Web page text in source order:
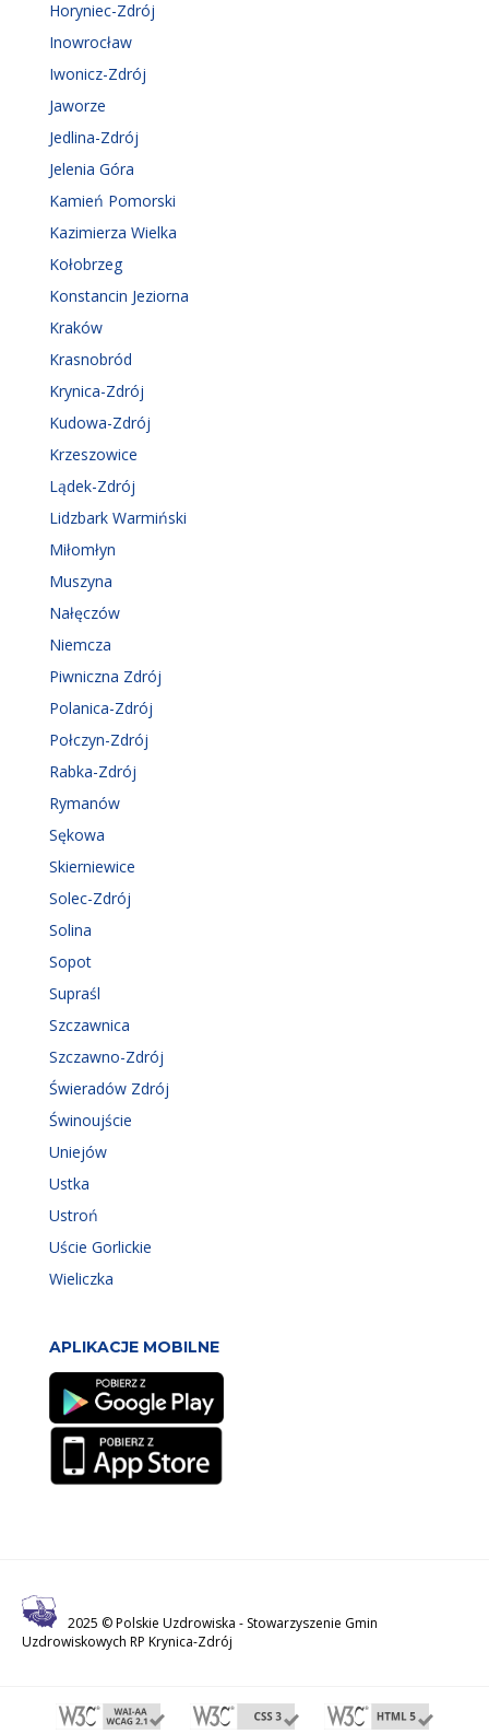
Horyniec-Zdrój
Inowrocław
Iwonicz-Zdrój
Jaworze
Jedlina-Zdrój
Jelenia Góra
Kamień Pomorski
Kazimierza Wielka
Kołobrzeg
Konstancin Jeziorna
Kraków
Krasnobród
Krynica-Zdrój
Kudowa-Zdrój
Krzeszowice
Lądek-Zdrój
Lidzbark Warmiński
Miłomłyn
Muszyna
Nałęczów
Niemcza
Piwniczna Zdrój
Polanica-Zdrój
Połczyn-Zdrój
Rabka-Zdrój
Rymanów
Sękowa
Skierniewice
Solec-Zdrój
Solina
Sopot
Supraśl
Szczawnica
Szczawno-Zdrój
Świeradów Zdrój
Świnoujście
Uniejów
Ustka
Ustroń
Uście Gorlickie
Wieliczka
APLIKACJE MOBILNE
2025 © Polskie Uzdrowiska - Stowarzyszenie Gmin
Uzdrowiskowych RP Krynica-Zdrój